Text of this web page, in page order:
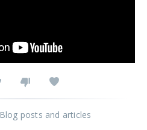
Blog posts and articles